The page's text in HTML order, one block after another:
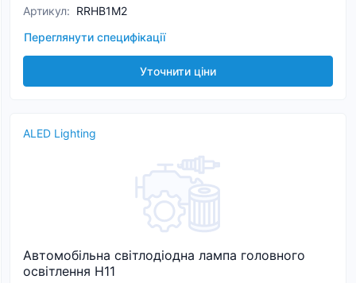
Артикул: RRHB1M2
Переглянути специфікації
Уточнити ціни
ALED Lighting
Автомобільна світлодіодна лампа головного
освітлення H11